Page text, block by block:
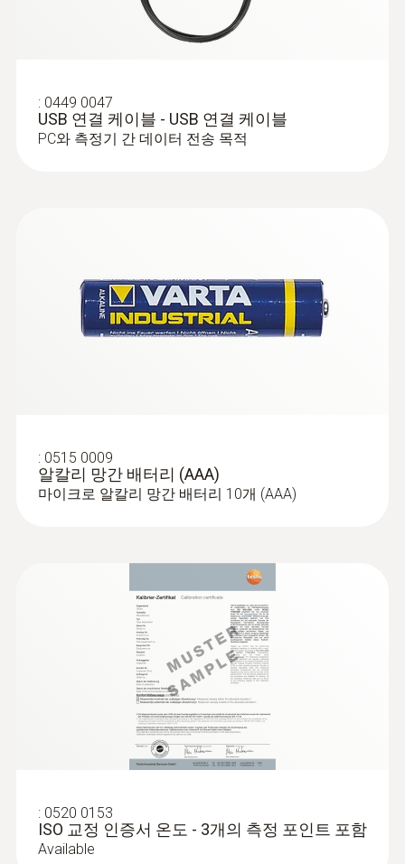
: 0449 0047
USB 연결 케이블 - USB 연결 케이블
PC와 측정기 간 데이터 전송 목적
: 0515 0009
알칼리 망간 배터리 (AAA)
마이크로 알칼리 망간 배터리 10개 (AAA)
: 0520 0153
ISO 교정 인증서 온도 - 3개의 측정 포인트 포함
Available